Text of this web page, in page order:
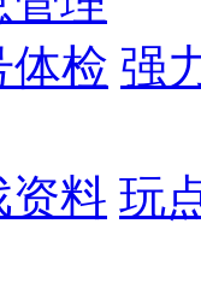
体检 强
资料 玩